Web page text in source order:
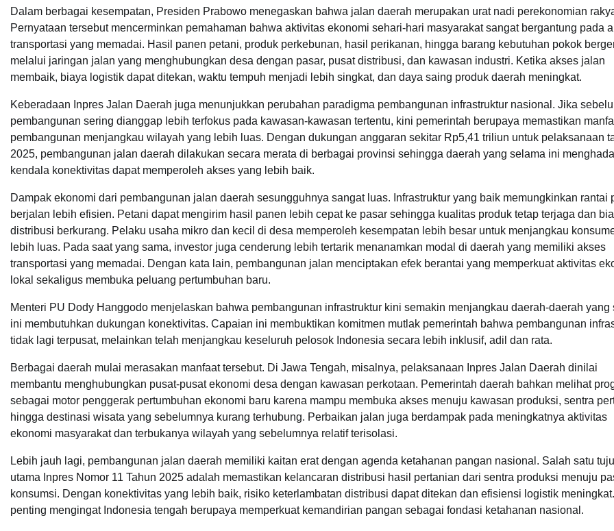
Dalam berbagai kesempatan, Presiden Prabowo menegaskan bahwa jalan daerah merupakan urat nadi perekonomian
Pernyataan tersebut mencerminkan pemahaman bahwa aktivitas ekonomi sehari-hari masyarakat sangat bergantung pada
transportasi yang memadai. Hasil panen petani, produk perkebunan, hasil perikanan, hingga barang kebutuhan pokok
melalui jaringan jalan yang menghubungkan desa dengan pasar, pusat distribusi, dan kawasan industri. Ketika akses jalan
membaik, biaya logistik dapat ditekan, waktu tempuh menjadi lebih singkat, dan daya saing produk daerah meningkat.
Keberadaan Inpres Jalan Daerah juga menunjukkan perubahan paradigma pembangunan infrastruktur nasional. Jika
pembangunan sering dianggap lebih terfokus pada kawasan-kawasan tertentu, kini pemerintah berupaya memastikan
pembangunan menjangkau wilayah yang lebih luas. Dengan dukungan anggaran sekitar Rp5,41 triliun untuk pelaksanaan
2025, pembangunan jalan daerah dilakukan secara merata di berbagai provinsi sehingga daerah yang selama ini
kendala konektivitas dapat memperoleh akses yang lebih baik.
Dampak ekonomi dari pembangunan jalan daerah sesungguhnya sangat luas. Infrastruktur yang baik memungkinkan rantai
berjalan lebih efisien. Petani dapat mengirim hasil panen lebih cepat ke pasar sehingga kualitas produk tetap terjaga dan
distribusi berkurang. Pelaku usaha mikro dan kecil di desa memperoleh kesempatan lebih besar untuk menjangkau
lebih luas. Pada saat yang sama, investor juga cenderung lebih tertarik menanamkan modal di daerah yang memiliki akses
transportasi yang memadai. Dengan kata lain, pembangunan jalan menciptakan efek berantai yang memperkuat aktivitas
lokal sekaligus membuka peluang pertumbuhan baru.
Menteri PU Dody Hanggodo menjelaskan bahwa pembangunan infrastruktur kini semakin menjangkau daerah-daerah yang
ini membutuhkan dukungan konektivitas. Capaian ini membuktikan komitmen mutlak pemerintah bahwa pembangunan
tidak lagi terpusat, melainkan telah menjangkau keseluruh pelosok Indonesia secara lebih inklusif, adil dan rata.
Berbagai daerah mulai merasakan manfaat tersebut. Di Jawa Tengah, misalnya, pelaksanaan Inpres Jalan Daerah dinilai
membantu menghubungkan pusat-pusat ekonomi desa dengan kawasan perkotaan. Pemerintah daerah bahkan melihat
sebagai motor penggerak pertumbuhan ekonomi baru karena mampu membuka akses menuju kawasan produksi, sentra
hingga destinasi wisata yang sebelumnya kurang terhubung. Perbaikan jalan juga berdampak pada meningkatnya aktivitas
ekonomi masyarakat dan terbukanya wilayah yang sebelumnya relatif terisolasi.
Lebih jauh lagi, pembangunan jalan daerah memiliki kaitan erat dengan agenda ketahanan pangan nasional. Salah satu
utama Inpres Nomor 11 Tahun 2025 adalah memastikan kelancaran distribusi hasil pertanian dari sentra produksi menuju
konsumsi. Dengan konektivitas yang lebih baik, risiko keterlambatan distribusi dapat ditekan dan efisiensi logistik
penting mengingat Indonesia tengah berupaya memperkuat kemandirian pangan sebagai fondasi ketahanan nasional.